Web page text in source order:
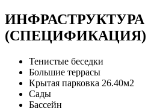
ИНФРАСТРУКТУРА
(СПЕЦИФИКАЦИЯ)
Тенистые беседки
Большие террасы
Крытая парковка 26.40м2
Сады
Бассейн